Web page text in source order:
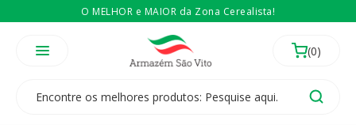
O MELHOR e MAIOR da Zona Cerealista!
Temos 3 lojas físicas na Zona Cerealista de São Paulo!
É revendedor? EntãoCompre no atacado